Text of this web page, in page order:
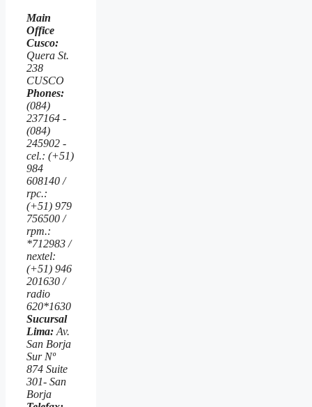
Main
Office
Cusco:
Quera St.
238
CUSCO
Phones:
(084)
237164 -
(084)
245902 -
cel.: (+51)
984
608140 /
rpc.:
(+51) 979
756500 /
rpm.:
*712983 /
nextel:
(+51) 946
201630 /
radio
620*1630
Sucursal
Lima: Av.
San Borja
Sur Nº
874 Suite
301- San
Borja